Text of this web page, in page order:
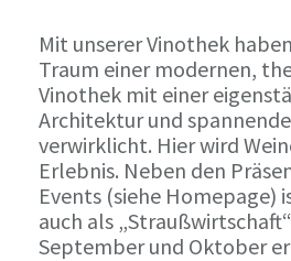
Mit unserer Vinothek
Traum einer modernen,
Vinothek mit einer
Architektur und
verwirklicht. Hier wird
Erlebnis. Neben den
Events (siehe Homepage)
auch als
September und Oktober